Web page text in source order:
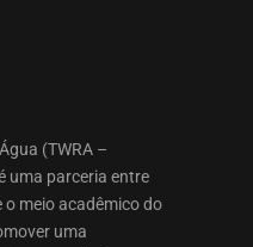
(TWRA –
uma parceria entre
meio acadêmico do
uma